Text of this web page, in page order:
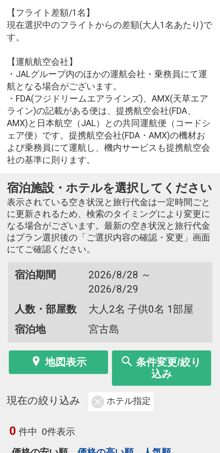
【フライト差額/1名】
現在選択中のフライトからの差額(大人1名あたり)で
す。
【運航航空会社】
・JALグループ内のほかの運航会社・乗務員にて運
航となる場合がございます。
・FDA(フジドリームエアラインズ)、AMX(天草エア
ライン)の記載がある便は、提携航空会社(FDA、
AMX)と日本航空（JAL）との共同運航便（コードシ
ェア便）です。提携航空会社(FDA・AMX)の機材お
よび乗務員にて運航し、機内サービスも提携航空会
社の基準に則ります。
宿泊施設・ホテルを選択してください
表示されている空き状況と旅行代金は一定時間ごと
に更新されるため、検索のタイミングにより変更に
なる場合がございます。最新の空き状況と旅行代金
はプラン選択後の「ご選択内容の確認・変更」画面
にてご確認ください。
宿泊期間
2026/8/28 ～
2026/8/29
人数・部屋数
大人2名 子供0名 1部屋
宿泊地
宮古島
地図表示
条件変更/絞り
込み
現在の絞り込み ホテル指定
0 件中 0件表示